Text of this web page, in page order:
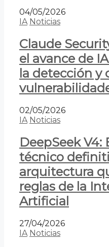
04/05/2026
IA Noticias
Claude
el avance de
la detección y
02/05/2026
IA Noticias
DeepSeek V4:
técnico
arquitectura
reglas de la
Artificial
27/04/2026
IA Noticias